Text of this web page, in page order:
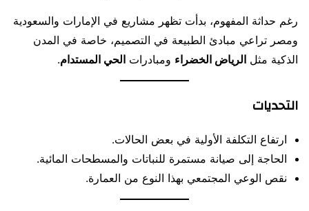
رغم حداثة المفهوم، بدأت تظهر مشاريع في الإمارات والسعودية
ومصر تراعي مبادئ الطبيعة في التصميم، خاصة في المدن
الذكية مثل الرياض الخضراء ومبادرات الحي المستدام.
التحديات
ارتفاع التكلفة الأولية في بعض الحالات.
الحاجة إلى صيانة مستمرة للنباتات والمسطحات المائية.
نقص الوعي المجتمعي بهذا النوع من العمارة.